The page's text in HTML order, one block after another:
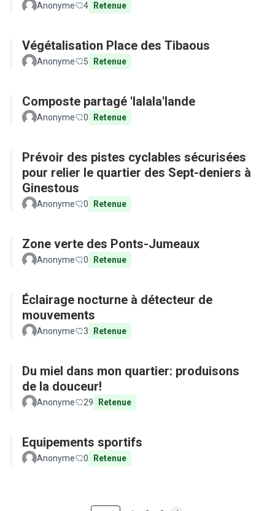
Anonyme 4 Retenue
Végétalisation Place des Tibaous
Anonyme 5 Retenue
Composte partagé 'lalala'lande
Anonyme 0 Retenue
Prévoir des pistes cyclables sécurisées
pour relier le quartier des Sept-deniers à
Ginestous
Anonyme 0 Retenue
Zone verte des Ponts-Jumeaux
Anonyme 0 Retenue
Éclairage nocturne à détecteur de
mouvements
Anonyme 3 Retenue
Du miel dans mon quartier: produisons
de la douceur!
Anonyme 29 Retenue
Equipements sportifs
Anonyme 0 Retenue